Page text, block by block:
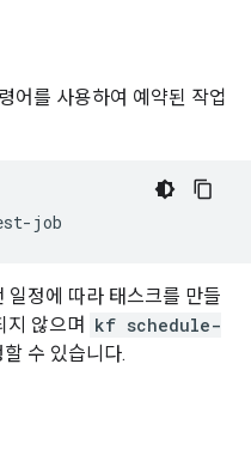
어를 사용하여 예약된 작업
job
일정에 따라 태스크를 만들
지 않으며
kf schedule-
수 있습니다.